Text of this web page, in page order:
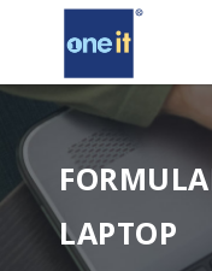
LAPTOP